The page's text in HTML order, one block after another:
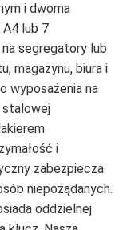
i dwoma
lub 7
segregatory lub
magazynu, biura i
wyposażenia na
stalowej
i
zabezpiecza
niepożądanych.
oddzielnej